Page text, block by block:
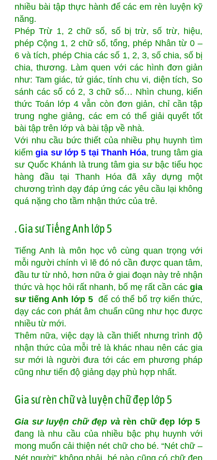
nhiều bài tập thực hành để các em rèn luyện kỹ
năng.
Phép Trừ 1, 2 chữ số, số bị trừ, số trừ, hiệu,
phép Cộng 1, 2 chữ số, tổng, phép Nhân từ 0 –
6 và tích, phép Chia các số 1, 2, 3, số chia, số bị
chia, thương. Làm quen với các hình đơn giản
như: Tam giác, tứ giác, tính chu vi, diện tích, So
sánh các số có 2, 3 chữ số… Nhìn chung, kiến
thức Toán lớp 4 vẫn còn đơn giản, chỉ cần tập
trung nghe giảng, các em có thể giải quyết tốt
bài tập trên lớp và bài tập về nhà.
Với nhu cầu bức thiết của nhiều phụ huynh tìm
kiếmgia sư lớp 5 tại Thanh Hóa, trung tâm gia
sư Quốc Khánh là trung tâm gia sư bậc tiểu học
hàng đầu tại Thanh Hóa đã xây dựng một
chương trình dạy đáp ứng các yêu cầu lại không
quá nặng cho tầm nhận thức của trẻ.
. Gia sư Tiếng Anh lớp 5
Tiếng Anh là môn học vô cùng quan trọng với
mỗi người chính vì lẽ đó nó cần được quan tâm,
đầu tư từ nhỏ, hơn nữa ở giai đoạn này trẻ nhận
thức và học hỏi rất nhanh, bố mẹ rất cần các gia
sư tiếng Anh lớp 5 để có thể bổ trợ kiến thức,
dạy các con phát âm chuẩn cũng như học được
nhiều từ mới.
Thêm nữa, việc dạy là cần thiết nhưng trình độ
nhận thức của mỗi trẻ là khác nhau nên các gia
sư mới là người đưa tới các em phương pháp
cũng như tiến độ giảng dạy phù hợp nhất.
Gia sư rèn chữ và luyện chữ đẹp lớp 5
Gia sư luyện chữ đẹp và rèn chữ đẹp lớp 5
đang là nhu cầu của nhiều bậc phụ huynh với
mong muốn cải thiện nét chữ cho bé. “Nét chữ –
Nét người” không phải bé nào cũng có chữ đẹp